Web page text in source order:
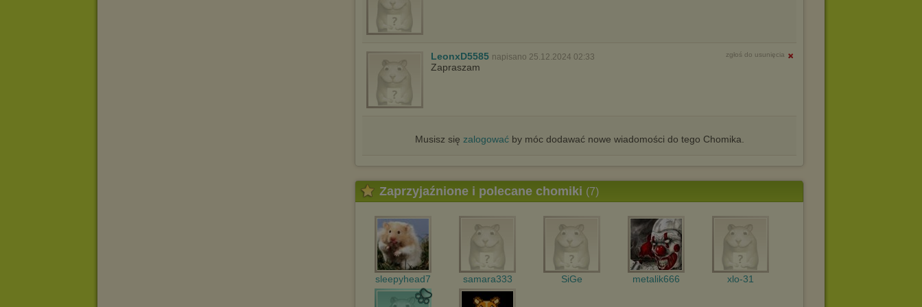
LeonxD5585 napisano 25.12.2024 02:33 zgłoś do usunięcia
Zapraszam
Musisz się zalogowaćby móc dodawać nowe wiadomości do tego Chomika.
Zaprzyjaźnione i polecane chomiki (7)
sleepyhead7 samara333 SiGe metalik666 xlo-31